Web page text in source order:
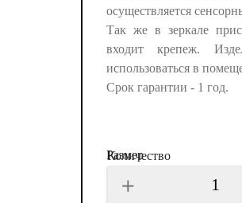
осуществляется
Так же в зеркале
входит крепеж.
использоваться в
Срок гарантии - 1 год.
Размер
Количество